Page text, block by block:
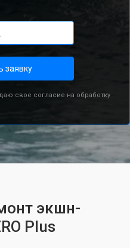
заявку
свое согласие на обработку
экшн-
Plus